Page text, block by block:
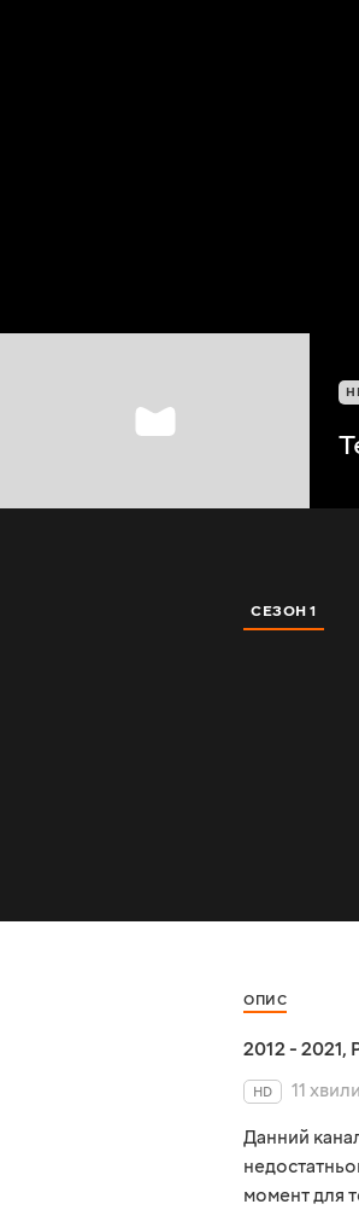
СЕЗОН 1
ОПИС
2012 - 2021,
HD
11
Данний
момент для